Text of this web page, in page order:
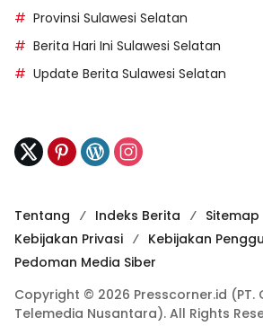
Provinsi Sulawesi Selatan
Berita Hari Ini Sulawesi Selatan
Update Berita Sulawesi Selatan
Tentang Indeks Berita
Sitemap
Kebijakan Privasi
Kebijakan
Pedoman Media Siber
Copyright © 2026 Presscorner.id (PT.
Telemedia Nusantara). All Rights